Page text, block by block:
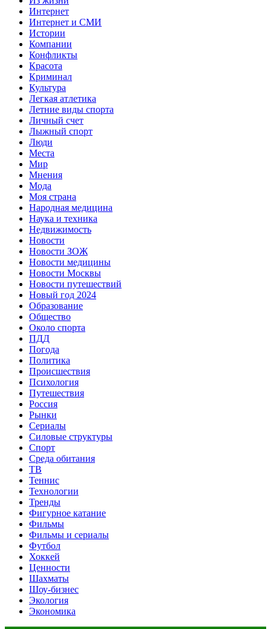
Интернет
Интернет и СМИ
Истории
Компании
Конфликты
Красота
Криминал
Культура
Легкая атлетика
Летние виды спорта
Личный счет
Лыжный спорт
Люди
Места
Мир
Мнения
Мода
Моя страна
Народная медицина
Наука и техника
Недвижимость
Новости
Новости ЗОЖ
Новости медицины
Новости Москвы
Новости путешествий
Новый год 2024
Образование
Общество
Около спорта
ПДД
Погода
Политика
Происшествия
Психология
Путешествия
Россия
Рынки
Сериалы
Силовые структуры
Спорт
Среда обитания
ТВ
Теннис
Технологии
Тренды
Фигурное катание
Фильмы
Фильмы и сериалы
Футбол
Хоккей
Ценности
Шахматы
Шоу-бизнес
Экология
Экономика